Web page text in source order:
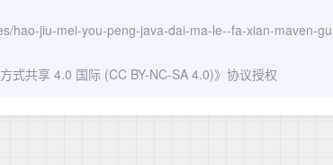
hao-jiu-mei-you-peng-java-dai-ma-le--fa-xian-maven-
式共享 4.0 国际 (CC BY-NC-SA 4.0)》协议授权